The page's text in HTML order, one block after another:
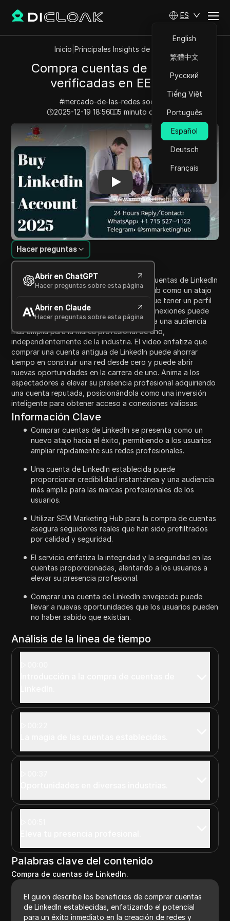
ES
English
繁體中文
Русский
Tiếng Việt
Português
Español
Deutsch
Français
Inicio Principales Insights de Videos
Compra cuentas de Linkedin
verificadas en EE. UU.
#mercado-de-las-redes socialesi
2025-12-19 18:56
5 minuto de lectura
Play Video: Compra cuentas de Linkedin verificadas en
Introducción al contenido
Hacer preguntas
Abrir en ChatGPT
Hacer preguntas sobre esta página
Abrir en Claude
Hacer preguntas sobre esta página
El video discute las ventajas de comprar cuentas de LinkedIn
envejecidas a través de SEM Marketing Hub como un atajo
para lograr el éxito profesional. Sugiere que tener un perfil
de LinkedIn establecido con cientos de conexiones puede
conducir a una credibilidad instantánea y a una audiencia
más amplia para la marca profesional de uno,
independientemente de la industria. El video enfatiza que
comprar una cuenta antigua de LinkedIn puede ahorrar
tiempo en construir una red desde cero y puede abrir
nuevas oportunidades en la carrera de uno. Anima a los
espectadores a elevar su presencia profesional adquiriendo
una cuenta reputada, posicionándola como una inversión
inteligente para obtener acceso a conexiones valiosas.
Información Clave
Comprar cuentas de LinkedIn se presenta como un
nuevo atajo hacia el éxito, permitiendo a los usuarios
ampliar rápidamente sus redes profesionales.
Una cuenta de LinkedIn establecida puede
proporcionar credibilidad instantánea y una audiencia
más amplia para las marcas profesionales de los
usuarios.
Utilizar SEM Marketing Hub para la compra de cuentas
asegura seguidores reales que han sido prefiltrados
por calidad y seguridad.
El servicio enfatiza la integridad y la seguridad en las
cuentas proporcionadas, alentando a los usuarios a
elevar su presencia profesional.
Comprar una cuenta de LinkedIn envejecida puede
llevar a nuevas oportunidades que los usuarios pueden
no haber sabido que existían.
Análisis de la línea de tiempo
Palabras clave del contenido
Compra de cuentas de LinkedIn.
El guion describe los beneficios de comprar cuentas
de LinkedIn establecidas, enfatizando el potencial
para un éxito inmediato en la creación de redes y